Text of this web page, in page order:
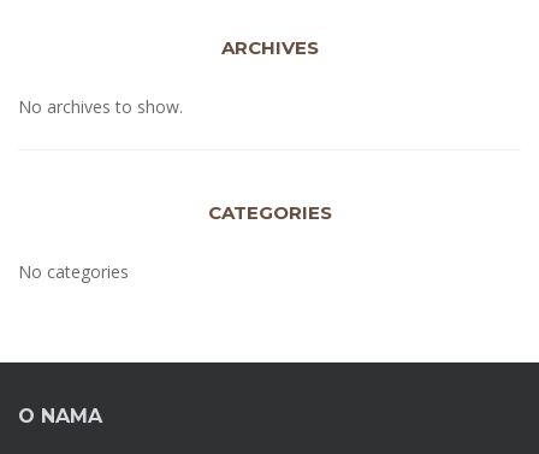
ARCHIVES
No archives to show.
CATEGORIES
No categories
O NAMA